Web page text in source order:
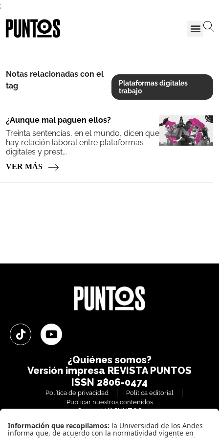
;
Notas relacionadas con el
tag
Plataformas digitales
trabajo
¿Aunque mal paguen ellos?
Treinta sentencias, en el mundo, dicen que
hay relación laboral entre plataformas
digitales y prest...
VER MÁS
¿Quiénes somos?
Versión impresa REVISTA PUNTOS
ISSN 2806-0474
Política de privacidad
Política editorial
Publicar nuestros contenidos
Copyright© PUNTOS